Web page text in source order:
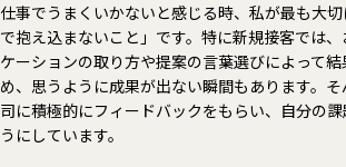
仕事でうまくいかないと感じる時、私が最も大
で抱え込まないこと」です。特に新規接客では
ケーションの取り方や提案の言葉選びによって
め、思うように成果が出ない瞬間もあります。
司に積極的にフィードバックをもらい、自分の
うにしています。